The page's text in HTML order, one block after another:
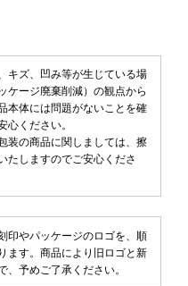
キズ、凹み等が生じている場
ケージ廃棄削減）の観点から
本体には問題がないことを確
心ください。
装の商品に関しましては、擦
たしますのでご安心くださ
印やパッケージのロゴを、順
ます。商品により旧ロゴと新
、予めご了承ください。